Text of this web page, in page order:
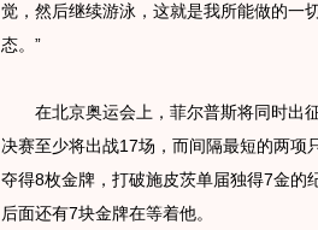
觉，然后继续游泳，这就是我所能做的一
态。”
在北京奥运会上，菲尔普斯将同时出
决赛至少将出战17场，而间隔最短的两项
夺得8枚金牌，打破施皮茨单届独得7金的
后面还有7块金牌在等着他。